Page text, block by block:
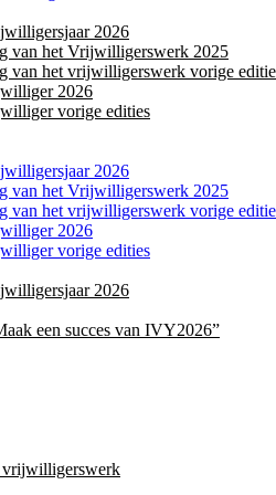
2026
van het Vrijwilligerswerk 2025
van het vrijwilligerswerk vorige
2026
vorige edities
2026
van het Vrijwilligerswerk 2025
van het vrijwilligerswerk vorige
2026
vorige edities
2026
een succes van IVY2026”
vrijwilligerswerk